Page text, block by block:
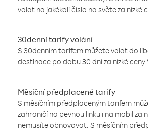
volat na jakékoli číslo na světe za nízké
30denní tarify volání
S 30denním tarifem můžete volat do
destinace po dobu 30 dní za nízké ceny
Měsíční předplacené tarify
S měsíčním předplaceným tarifem
zahraničí na pevnou linku i na mobil za
nemusíte obnovovat. S měsíčním